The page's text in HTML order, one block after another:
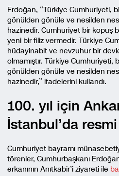
Erdoğan, “Türkiye Cumhuriyeti,
gönülden gönüle ve nesilden
hazinedir. Cumhuriyet bir kopuş
yeni bir filiz vermedir. Türkiye
hüdayinabit ve nevzuhur bir
olmamıştır. Türkiye Cumhuriyeti,
gönülden gönüle ve nesilden
hazinedir,” ifadelerini kullandı.
100. yıl için
İstanbul’da
Cumhuriyet bayramı
törenler, Cumhurbaşkanı
erkanının Anıtkabir’i ziyareti ile